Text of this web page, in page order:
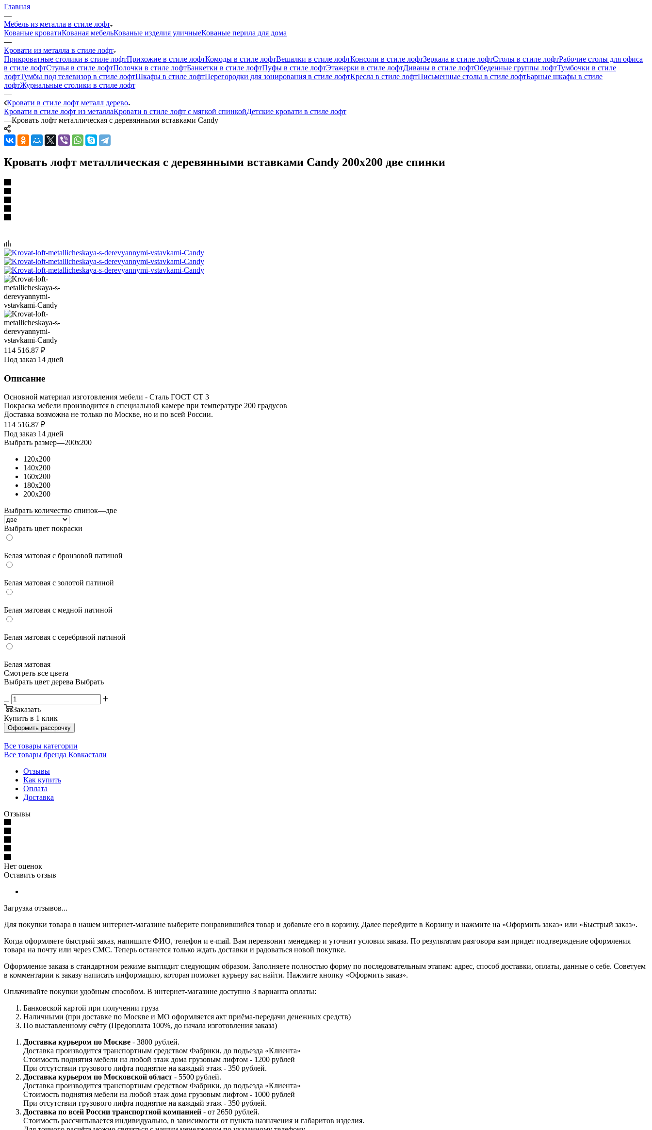
Главная
—
Мебель из металла в стиле лофт
Кованые кроватиКованая мебельКованые изделия уличныеКованые перила для дома
—
Кровати из металла в стиле лофт
Прикроватные столики в стиле лофтПрихожие в стиле лофтКомоды в стиле лофтВешалки в стиле лофтКонсоли в стиле лофтЗеркала в стиле лофтСтолы в стиле лофтРабочие столы для офиса
в стиле лофтСтулья в стиле лофтПолочки в стиле лофтБанкетки в стиле лофтПуфы в стиле лофтЭтажерки в стиле лофтДиваны в стиле лофтОбеденные группы лофтТумбочки в стиле
лофтТумбы под телевизор в стиле лофтШкафы в стиле лофтПерегородки для зонирования в стиле лофтКресла в стиле лофтПисьменные столы в стиле лофтБарные шкафы в стиле
лофтЖурнальные столики в стиле лофт
—
Кровати в стиле лофт металл дерево
Кровати в стиле лофт из металлаКровати в стиле лофт с мягкой спинкойДетские кровати в стиле лофт
—Кровать лофт металлическая с деревянными вставками Candy
Кровать лофт металлическая с деревянными вставками Candy 200x200 две спинки
114 516.87 ₽
Под заказ 14 дней
Описание
Основной материал изготовления мебели - Сталь ГОСТ СТ 3
Покраска мебели производится в специальной камере при температуре 200 градусов
Доставка возможна не только по Москве, но и по всей России.
114 516.87 ₽
Под заказ 14 дней
Выбрать размер—200x200
120x200
140x200
160x200
180x200
200x200
Выбрать количество спинок—две
Выбрать цвет покраски
Белая матовая с бронзовой патиной
Белая матовая с золотой патиной
Белая матовая с медной патиной
Белая матовая с серебряной патиной
Белая матовая
Смотреть все цвета
Выбрать цвет дерева Выбрать
Заказать
Купить в 1 клик
Оформить рассрочку
Все товары категории
Все товары бренда Ковкастали
Отзывы
Как купить
Оплата
Доставка
Отзывы
Нет оценок
Оставить отзыв
Загрузка отзывов...
Для покупки товара в нашем интернет-магазине выберите понравившийся товар и добавьте его в корзину. Далее перейдите в Корзину и нажмите на «Оформить заказ» или «Быстрый заказ».
Когда оформляете быстрый заказ, напишите ФИО, телефон и e-mail. Вам перезвонит менеджер и уточнит условия заказа. По результатам разговора вам придет подтверждение оформления
товара на почту или через СМС. Теперь останется только ждать доставки и радоваться новой покупке.
Оформление заказа в стандартном режиме выглядит следующим образом. Заполняете полностью форму по последовательным этапам: адрес, способ доставки, оплаты, данные о себе. Советуем
в комментарии к заказу написать информацию, которая поможет курьеру вас найти. Нажмите кнопку «Оформить заказ».
Оплачивайте покупки удобным способом. В интернет-магазине доступно 3 варианта оплаты:
Банковской картой при получении груза
Наличными (при доставке по Москве и МО оформляется акт приёма-передачи денежных средств)
По выставленному счёту (Предоплата 100%, до начала изготовления заказа)
Доставка курьером по Москве - 3800 рублей.
Доставка производится транспортным средством Фабрики, до подъезда «Клиента»
Стоимость поднятия мебели на любой этаж дома грузовым лифтом - 1200 рублей
При отсутствии грузового лифта поднятие на каждый этаж - 350 рублей.
Доставка курьером по Московской област - 5500 рублей.
Доставка производится транспортным средством Фабрики, до подъезда «Клиента»
Стоимость поднятия мебели на любой этаж дома грузовым лифтом - 1000 рублей
При отсутствии грузового лифта поднятие на каждый этаж - 350 рублей.
Доставка по всей России транспортной компанией - от 2650 рублей.
Стоимость рассчитывается индивидуально, в зависимости от пункта назначения и габаритов изделия.